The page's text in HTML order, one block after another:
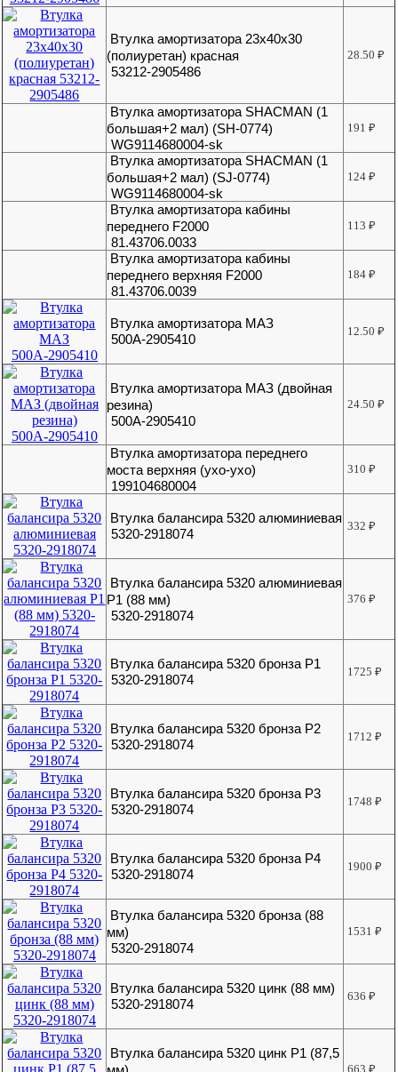
Втулка амортизатора 23х40х30
(полиуретан) красная
53212-2905486
28.50₽
Втулка амортизатора SHACMAN (1
большая+2 мал) (SH-0774)
WG9114680004-sk
191₽
Втулка амортизатора SHACMAN (1
большая+2 мал) (SJ-0774)
WG9114680004-sk
124₽
Втулка амортизатора кабины
переднего F2000
81.43706.0033
113₽
Втулка амортизатора кабины
переднего верхняя F2000
81.43706.0039
184₽
Втулка амортизатора МАЗ
500А-2905410
12.50₽
Втулка амортизатора МАЗ (двойная
резина)
500А-2905410
24.50₽
Втулка амортизатора переднего
моста верхняя (ухо-ухо)
199104680004
310₽
Втулка балансира 5320 алюминиевая
5320-2918074
332₽
Втулка балансира 5320 алюминиевая
Р1 (88 мм)
5320-2918074
376₽
Втулка балансира 5320 бронза Р1
5320-2918074
1725₽
Втулка балансира 5320 бронза Р2
5320-2918074
1712₽
Втулка балансира 5320 бронза Р3
5320-2918074
1748₽
Втулка балансира 5320 бронза Р4
5320-2918074
1900₽
Втулка балансира 5320 бронза (88
мм)
5320-2918074
1531₽
Втулка балансира 5320 цинк (88 мм)
5320-2918074
636₽
Втулка балансира 5320 цинк Р1 (87,5
663₽